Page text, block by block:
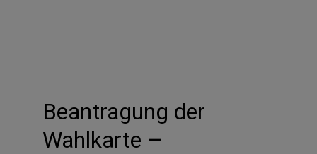
Beantragung der
Wahlkarte –